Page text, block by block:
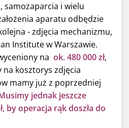
samozaparcia i wielu
aparatu odbędzie
- zdjęcia mechanizmu,
Institute w Warszawie.
na ok. 480 000 zł,
na kosztorys zdjęcia
mamy już z poprzedniej
jednak jeszcze
by operacja rąk doszła do